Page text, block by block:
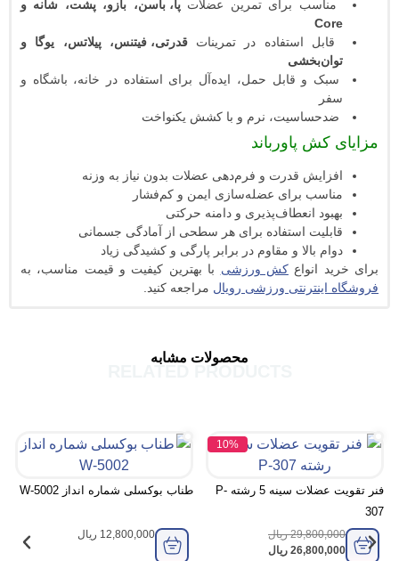
برای تمرین عضلاتپا، باسن، بازو، پشت، شانه و
استفاده در تمرینات
قدرتی، فیتنس، پیلاتس، یوگا و
و قابل حمل، ایده‌آل برای استفاده در خانه، باشگاه و
نرم و با کشش یکنواخت
پاورباند
قدرت و فرم‌دهی عضلات بدون نیاز به وزنه
برای عضله‌سازی ایمن و کم‌فشار
انعطاف‌پذیری و دامنه حرکتی
استفاده برای هر سطحی از آمادگی جسمانی
بالا و مقاوم در برابر پارگی و کشیدگی زیاد
انواعکش ورزشی با بهترین کیفیت و قیمت مناسب، به
ورزشی رویالمراجعه کنید.
RELATED PRODUCTS
محصولات مشابه
فنر تقویت عضلات سینه 5 رشته P-
10%
ریال
ریال
طناب بوکسلی شماره انداز W-5002
12,800,000 ریال